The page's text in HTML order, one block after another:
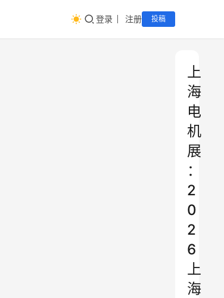
登录 注册 投稿
上
海
电
机
展
：
2
0
2
6
上
海